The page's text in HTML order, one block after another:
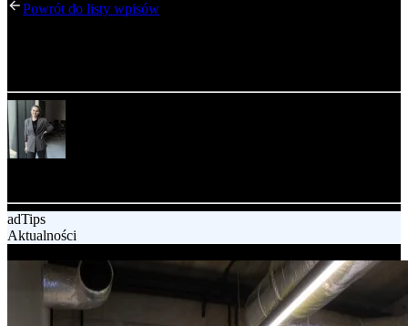
Powrót do listy wpisów
adTips
Aktualności